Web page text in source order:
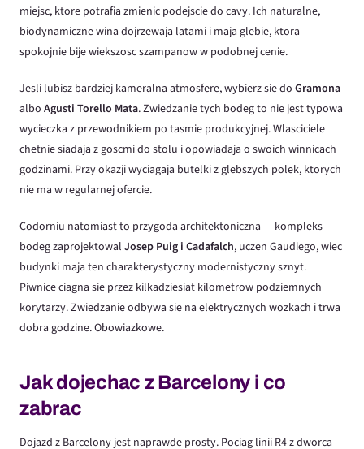
miejsc, ktore potrafia zmienic podejscie do cavy. Ich naturalne,
biodynamiczne wina dojrzewaja latami i maja glebie, ktora
spokojnie bije wiekszosc szampanow w podobnej cenie.
Jesli lubisz bardziej kameralna atmosfere, wybierz sie do Gramona
albo Agusti Torello Mata. Zwiedzanie tych bodeg to nie jest typowa
wycieczka z przewodnikiem po tasmie produkcyjnej. Wlasciciele
chetnie siadaja z goscmi do stolu i opowiadaja o swoich winnicach
godzinami. Przy okazji wyciagaja butelki z glebszych polek, ktorych
nie ma w regularnej ofercie.
Codorniu natomiast to przygoda architektoniczna — kompleks
bodeg zaprojektowal Josep Puig i Cadafalch, uczen Gaudiego, wiec
budynki maja ten charakterystyczny modernistyczny sznyt.
Piwnice ciagna sie przez kilkadziesiat kilometrow podziemnych
korytarzy. Zwiedzanie odbywa sie na elektrycznych wozkach i trwa
dobra godzine. Obowiazkowe.
Jak dojechac z Barcelony i co
zabrac
Dojazd z Barcelony jest naprawde prosty. Pociag linii R4 z dworca